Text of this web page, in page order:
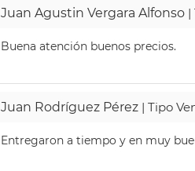
Juan Agustin Vergara Alfonso |
Buena atención buenos precios.
Juan Rodríguez Pérez | Tipo
Entregaron a tiempo y en muy